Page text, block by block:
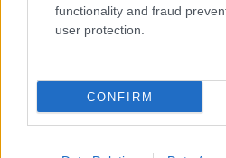
functionality and fraud
user protection.
CONFIRM